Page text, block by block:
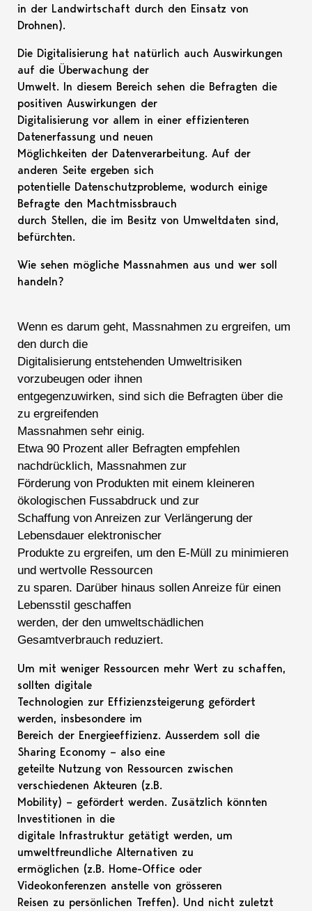
in der Landwirtschaft durch den Einsatz von
Drohnen).
Die Digitalisierung hat natürlich auch Auswirkungen
auf die Überwachung der
Umwelt. In diesem Bereich sehen die Befragten die
positiven Auswirkungen der
Digitalisierung vor allem in einer effizienteren
Datenerfassung und neuen
Möglichkeiten der Datenverarbeitung. Auf der
anderen Seite ergeben sich
potentielle Datenschutzprobleme, wodurch einige
Befragte den Machtmissbrauch
durch Stellen, die im Besitz von Umweltdaten sind,
befürchten.
Wie sehen mögliche Massnahmen aus und wer soll
handeln?
Wenn es darum geht, Massnahmen zu ergreifen, um
den durch die
Digitalisierung entstehenden Umweltrisiken
vorzubeugen oder ihnen
entgegenzuwirken, sind sich die Befragten über die
zu ergreifenden
Massnahmen sehr einig.
Etwa 90 Prozent aller Befragten empfehlen
nachdrücklich, Massnahmen zur
Förderung von Produkten mit einem kleineren
ökologischen Fussabdruck und zur
Schaffung von Anreizen zur Verlängerung der
Lebensdauer elektronischer
Produkte zu ergreifen, um den E-Müll zu minimieren
und wertvolle Ressourcen
zu sparen. Darüber hinaus sollen Anreize für einen
Lebensstil geschaffen
werden, der den umweltschädlichen
Gesamtverbrauch reduziert.
Um mit weniger Ressourcen mehr Wert zu schaffen,
sollten digitale
Technologien zur Effizienzsteigerung gefördert
werden, insbesondere im
Bereich der Energieeffizienz. Ausserdem soll die
Sharing Economy – also eine
geteilte Nutzung von Ressourcen zwischen
verschiedenen Akteuren (z.B.
Mobility) – gefördert werden. Zusätzlich könnten
Investitionen in die
digitale Infrastruktur getätigt werden, um
umweltfreundliche Alternativen zu
ermöglichen (z.B. Home-Office oder
Videokonferenzen anstelle von grösseren
Reisen zu persönlichen Treffen). Und nicht zuletzt